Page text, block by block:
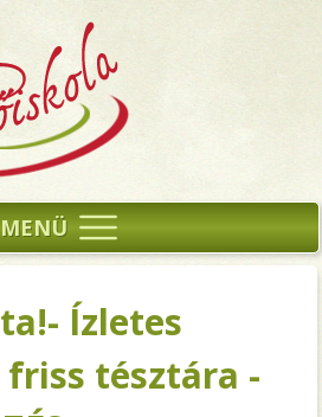
MENÜ
Ízletes
tésztára -